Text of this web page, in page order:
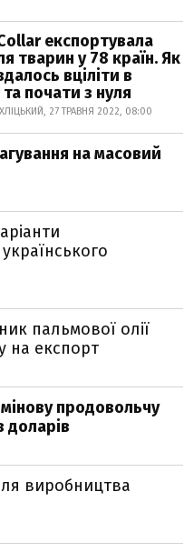
експортувала
тварин у 78 країн. Як
вціліти в
та почати з нуля
27 ТРАВНЯ 2022, 08:00
на масовий
пальмової олії
на експорт
продовольчу
доларів
виробництва